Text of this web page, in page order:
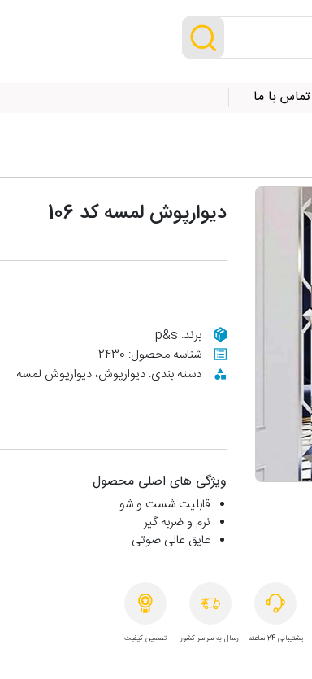
تماس با ما
دیوارپوش لمسه کد 106
برند: p&s
شناسه محصول: 2430
دسته بندی: دیوارپوش، دیوارپوش لمسه
ویژگی های اصلی محصول
قابلیت شست و شو
نرم و ضربه گیر
عایق عالی صوتی
پشتیبانی 24 ساعته ارسال به سراسر کشور تضمین کیفیت